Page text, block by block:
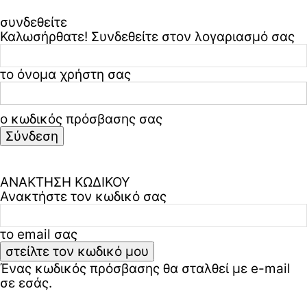
συνδεθείτε
Καλωσήρθατε! Συνδεθείτε στον λογαριασμό σας
το όνομα χρήστη σας
ο κωδικός πρόσβασης σας
ΑΝΑΚΤΗΣΗ ΚΩΔΙΚΟΥ
Ανακτήστε τον κωδικό σας
το email σας
Ένας κωδικός πρόσβασης θα σταλθεί με e-mail
σε εσάς.